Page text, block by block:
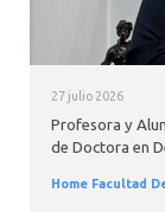
27 julio 2026
Profesora y
de Doctora en
Home Facultad